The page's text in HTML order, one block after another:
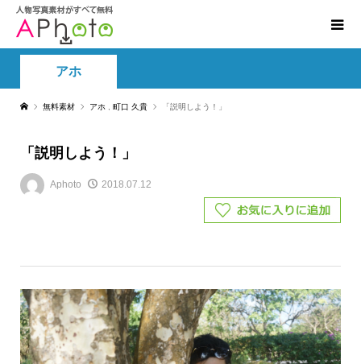
アホ
無料素材 アホ 町口 久貴 「説明しよう！」
「説明しよう！」
Aphoto 2018.07.12